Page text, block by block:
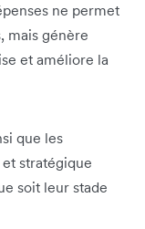
ne permet
mais génère
et améliore la
que les
stratégique
soit leur stade